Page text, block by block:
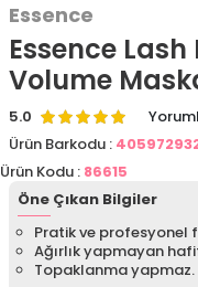
Essence
Essence
Volume
5.0
Ürün Barkodu :
Ürün Kodu : 86615
Öne Çıkan Bilgiler
Pratik ve profesyonel
Ağırlık yapmayan
Topaklanma yapmaz.